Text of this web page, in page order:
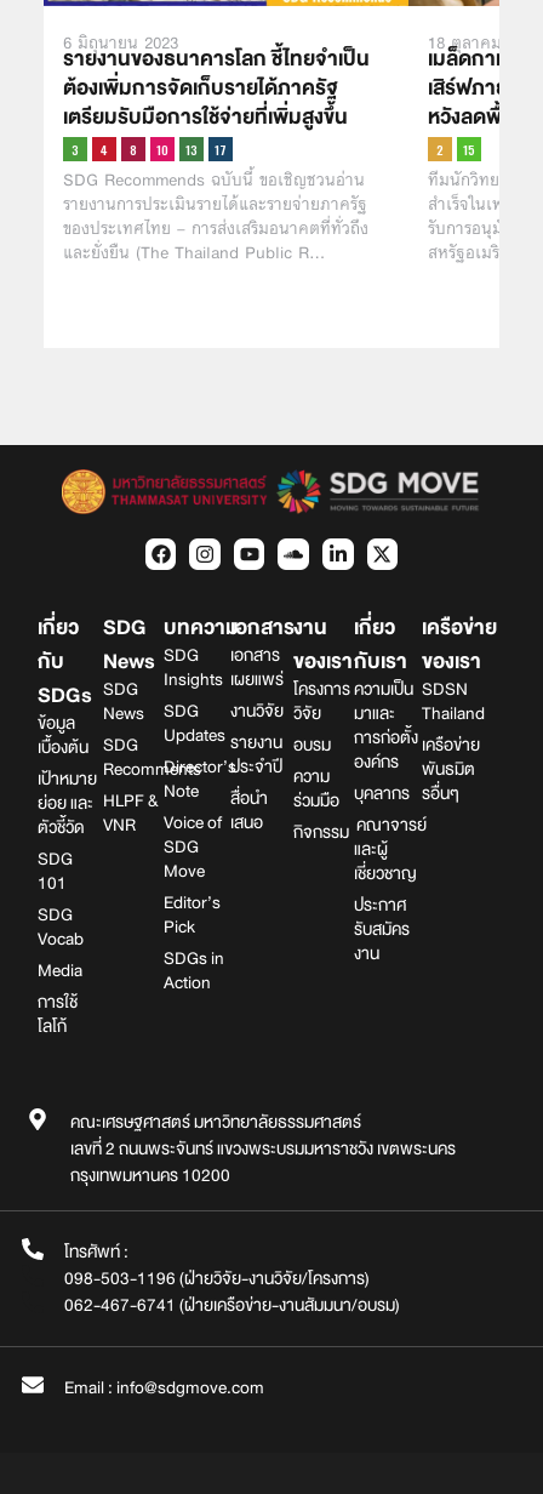
6 มิถุนายน 2023
รายงานของธนาคารโลก ชี้ไทยจำเป็น
ต้องเพิ่มการจัดเก็บรายได้ภาครัฐ
เตรียมรับมือการใช้จ่ายที่เพิ่มสูงขึ้น
SDG Recommends ฉบับนี้ ขอเชิญชวนอ่าน
รายงานการประเมินรายได้และรายจ่ายภาครัฐ
ของประเทศไทย – การส่งเสริมอนาคตที่ทั่วถึง
และยั่งยืน (The Thailand Public R…
18 ตุลาคม 2021
เมล็ดกาแฟ
เสิร์ฟภายใ
หวังลดพื้นที่ท
ทีมนักวิทยาศา
สำเร็จในเพาะ
รับการอนุมัติให้ว
สหรัฐอเมริกาภ
เกี่ยว
กับ
SDGs
ข้อมูล
เบื้องต้น
เป้าหมาย
ย่อย และ
ตัวชี้วัด
SDG
101
SDG
Vocab
Media
การใช้
โลโก้
SDG
News
SDG
News
SDG
Recomments
HLPF &
VNR
บทความ
SDG
Insights
SDG
Updates
Director’s
Note
Voice of
SDG
Move
Editor’s
Pick
SDGs in
Action
เอกสาร
เอกสาร
เผยแพร่
งานวิจัย
รายงาน
ประจำปี
สื่อนำ
เสนอ
งาน
ของเรา
โครงการ
วิจัย
อบรม
ความ
ร่วมมือ
กิจกรรม
เกี่ยว
กับเรา
ความเป็น
มาและ
การก่อตั้ง
องค์กร
บุคลากร
คณาจารย์
และผู้
เชี่ยวชาญ
ประกาศ
รับสมัคร
งาน
เครือข่าย
ของเรา
SDSN
Thailand
เครือข่าย
พันธมิต
รอื่นๆ
คณะเศรษฐศาสตร์ มหาวิทยาลัยธรรมศาสตร์
เลขที่ 2 ถนนพระจันทร์ แขวงพระบรมมหาราชวัง เขตพระนคร
กรุงเทพมหานคร 10200
โทรศัพท์ :
098-503-1196 (ฝ่ายวิจัย-งานวิจัย/โครงการ)
062-467-6741 (ฝ่ายเครือข่าย-งานสัมมนา/อบรม)
Email : info@sdgmove.com